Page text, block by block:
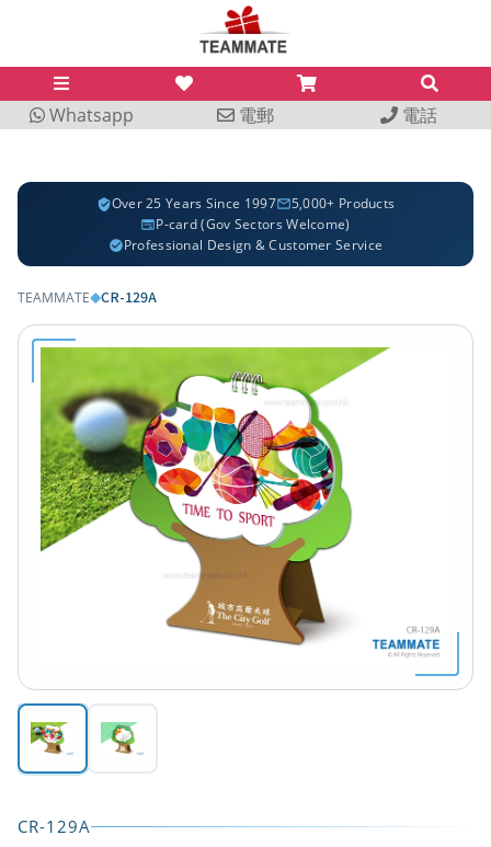
Whatsapp 電郵 電話
Over 25 Years Since 1997
5,000+ Products
P-card (Gov Sectors Welcome)
Professional Design & Customer Service
TEAMMATE◆CR-129A
CR-129A